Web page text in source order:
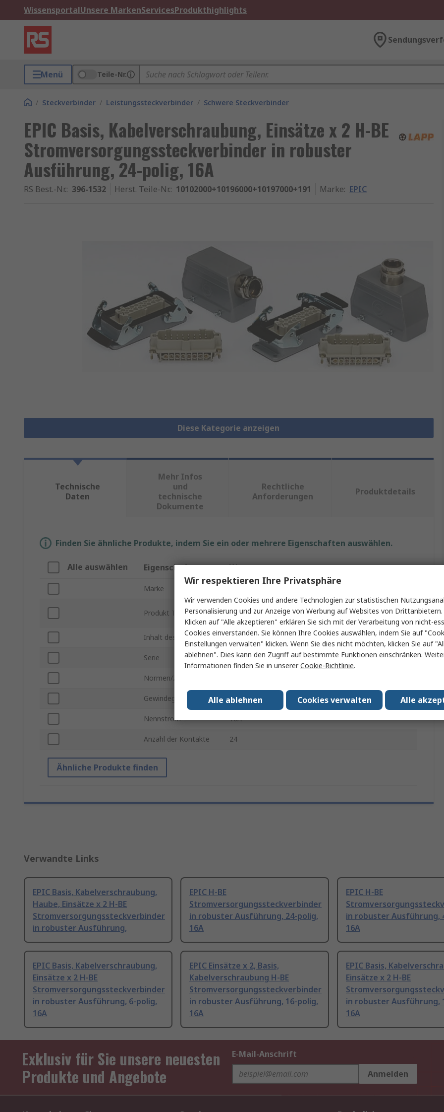
WissensportalUnsere MarkenServicesProdukthighlights
Menü Teile-Nr.
/ Steckverbinder / Leistungssteckverbinder / Schwere Steckverbinder
EPIC Basis, Kabelverschraubung, Einsätze x 2 H-BE
Stromversorgungssteckverbinder in robuster
Ausführung, 24-polig, 16A
RS Best.-Nr.: 396-1532 Herst. Teile-Nr.: 10102000+10196000+10197000+191 Marke: EPIC
Diese Kategorie anzeigen
Technische
Daten
Mehr Infos
und
technische
Dokumente
Rechtliche
Anforderungen
Produktdetails
Finden Sie ähnliche Produkte, indem Sie ein oder mehrere Eigenschaften auswählen.
Alle auswählen Eigenschaft Wert
Marke
Produkt Typ
Stromversorgungssteckverbinder in robuster
Ausführung
Inhalt des Sets Basis, Kabelverschraubung, Einsätze x 2
Serie H-BE
Normen/Zulassungen
Gewindegröße M25
Nennstrom 16A
Anzahl der Kontakte 24
Ähnliche Produkte finden
Verwandte Links
EPIC Basis, Kabelverschraubung,
Haube, Einsätze x 2 H-BE
Stromversorgungssteckverbinder
in robuster Ausführung,
EPIC H-BE
Stromversorgungssteckverbinder
in robuster Ausführung, 24-polig,
16A
EPIC H-BE
in robuster Ausführung,
16A
EPIC Basis, Kabelverschraubung,
Einsätze x 2 H-BE
Stromversorgungssteckverbinder
in robuster Ausführung, 6-polig,
16A
EPIC Einsätze x 2, Basis,
Kabelverschraubung H-BE
Stromversorgungssteckverbinder
in robuster Ausführung, 16-polig,
16A
EPIC Basis,
Einsätze x 2 H-BE
in robuster Ausführung,
16A
Exklusiv für Sie unsere neuesten
Produkte und Angebote
E-Mail-Anschrift
Anmelden
Wir respektieren Ihre Privatsphäre
Wir verwenden Cookies und andere Technologien zur statistischen
Personalisierung und zur Anzeige von Werbung auf Websites von
Klicken auf "Alle akzeptieren" erklären Sie sich mit der Verarbeitung von nicht-
Cookies einverstanden. Sie können Ihre Cookies auswählen, indem Sie auf
Einstellungen verwalten" klicken. Wenn Sie dies nicht möchten, klicken Sie auf
ablehnen". Dies kann den Zugriff auf bestimmte Funktionen einschränken.
Informationen finden Sie in unsererCookie-Richtlinie.
Alle
Cookies verwalten
Alle ablehnen